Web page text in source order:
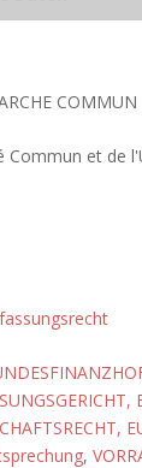
Commun et de
,